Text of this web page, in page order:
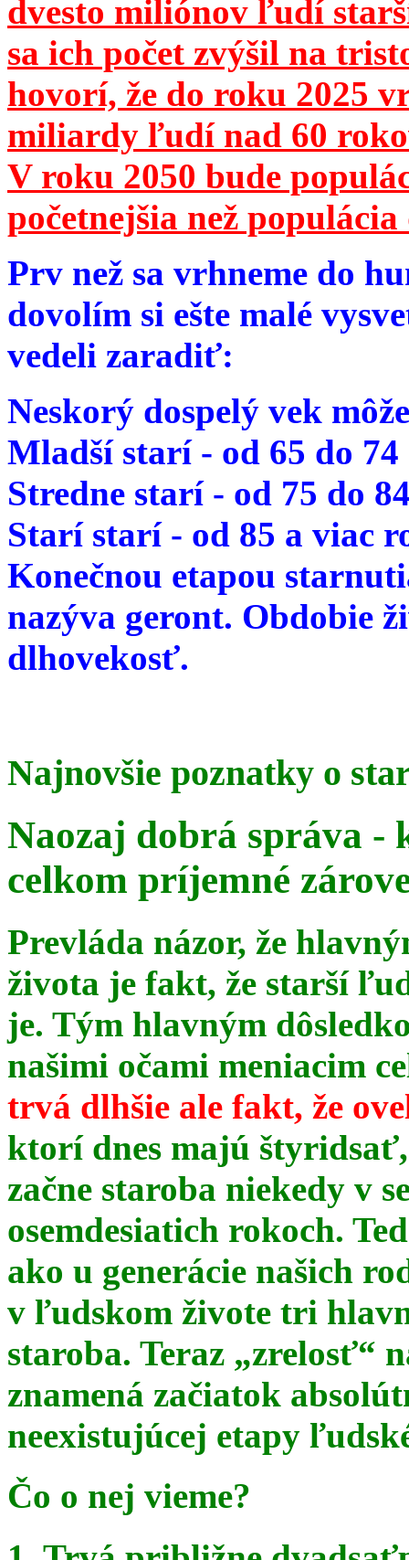
dvesto miliónov ľudí
sa ich počet zvýšil na
hovorí, že do roku 2025
miliardy ľudí nad 60
V roku 2050 bude
početnejšia než
Prv než sa vrhneme do
dovolím si ešte malé
vedeli zaradiť:
Neskorý dospelý vek
Mladší starí - od 65 do
Stredne starí - od 75 do
Starí starí - od 85 a viac
Konečnou etapou
nazýva geront. Obdobie
dlhovekosť.
Najnovšie poznatky o
Naozaj dobrá správa -
celkom príjemné
Prevláda názor, že
života je fakt, že starší
je. Tým hlavným
našimi očami meniacim
trvá dlhšie ale fakt, že
ktorí dnes majú
začne staroba niekedy v
osemdesiatich rokoch.
ako u generácie našich
v ľudskom živote tri
staroba. Teraz „zrelosť“
znamená začiatok
neexistujúcej etapy
Čo o nej vieme?